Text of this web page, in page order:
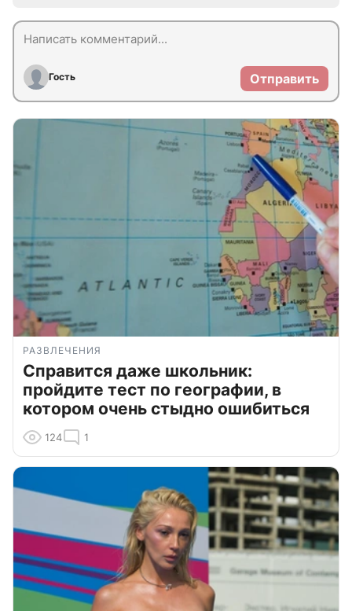
Гость Отправить
РАЗВЛЕЧЕНИЯ
Справится даже школьник:
пройдите тест по географии, в
котором очень стыдно ошибиться
124 1